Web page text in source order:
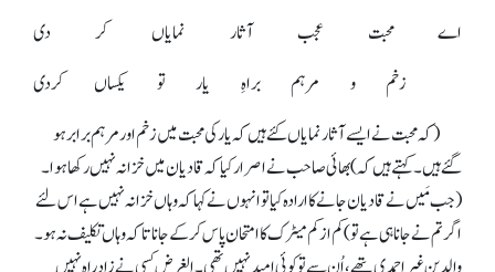
اے محبت عجب آثار نمایاں کر دی
زخم و مرہم براہِ یار تو یکساں کردی
(کہ محبت نے ایسے آثار نمایاں کئے ہیں کہ یار کی محبت میں زخم اور مرہم برابر ہو
گئے ہیں۔ کہتے ہیں کہ) بھائی صاحب نے اصرار کیا کہ قادیان میں خزانہ نہیں رکھا ہوا۔
(جب مَیں نے قادیان جانے کا ارادہ کیا تو انہوں نے کہا کہ وہاں خزانہ نہیں ہے اس لئے
اگر تم نے جانا ہی ہے تو) کم از کم میٹرک کا امتحان پاس کر کے جانا تا کہ وہاں تکلیف نہ ہو۔